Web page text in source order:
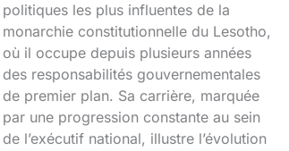
politiques les plus influentes de la
monarchie constitutionnelle du Lesotho,
où il occupe depuis plusieurs années
des responsabilités gouvernementales
de premier plan. Sa carrière, marquée
par une progression constante au sein
de l’exécutif national, illustre l’évolution